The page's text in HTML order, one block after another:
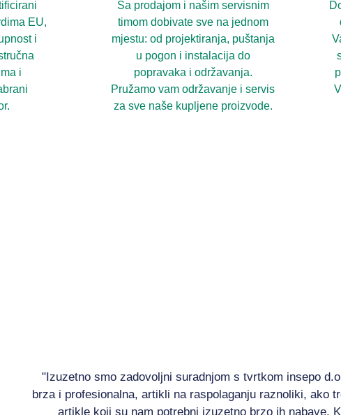
EU,
i
i
Sa prodajom i našim servisnim
timom dobivate sve na jednom
mjestu: od projektiranja, puštanja
u pogon i instalacija do
popravaka i održavanja.
Pružamo vam održavanje i servis
za sve naše kupljene proizvode.
"Izuzetno smo zadovoljni suradnjom s tvrtkom insepo
brza i profesionalna, artikli na raspolaganju raznoliki, ako
artikle koji su nam potrebni izuzetno brzo ih nabave.